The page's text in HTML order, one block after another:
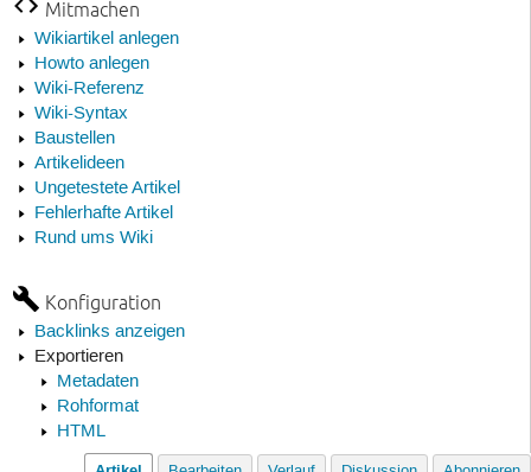
Mitmachen
Wikiartikel anlegen
Howto anlegen
Wiki-Referenz
Wiki-Syntax
Baustellen
Artikelideen
Ungetestete Artikel
Fehlerhafte Artikel
Rund ums Wiki
Konfiguration
Backlinks anzeigen
Exportieren
Metadaten
Rohformat
HTML